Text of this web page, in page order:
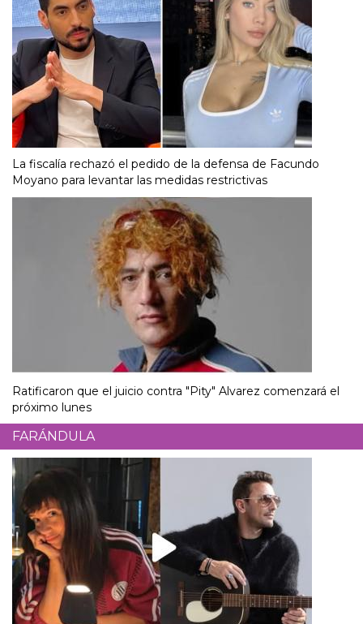
La fiscalía rechazó el pedido de la defensa de Facundo
Moyano para levantar las medidas restrictivas
Ratificaron que el juicio contra "Pity" Alvarez comenzará el
próximo lunes
FARÁNDULA